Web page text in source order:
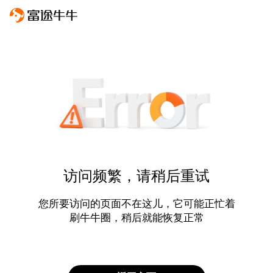
访问频繁，请稍后重试
您所要访问的页面不在这儿，它可能正忙着
刷牛牛圈，稍后就能恢复正常